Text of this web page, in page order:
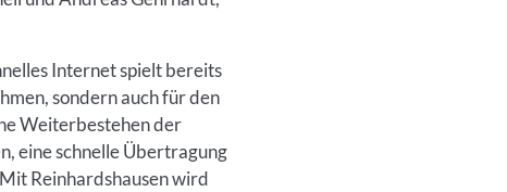
Internet spielt bereits
sondern auch für den
Weiterbestehen der
eine schnelle Übertragung
Reinhardshausen wird